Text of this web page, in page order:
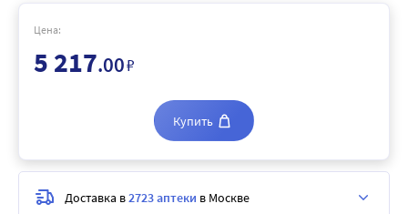
Цена:
5 217.00₽
Купить
Доставка в2723 аптеки в Москве